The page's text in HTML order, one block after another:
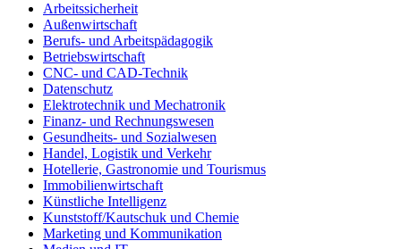
Arbeitssicherheit
Außenwirtschaft
Berufs- und Arbeitspädagogik
Betriebswirtschaft
CNC- und CAD-Technik
Datenschutz
Elektrotechnik und Mechatronik
Finanz- und Rechnungswesen
Gesundheits- und Sozialwesen
Handel, Logistik und Verkehr
Hotellerie, Gastronomie und Tourismus
Immobilienwirtschaft
Künstliche Intelligenz
Kunststoff/Kautschuk und Chemie
Marketing und Kommunikation